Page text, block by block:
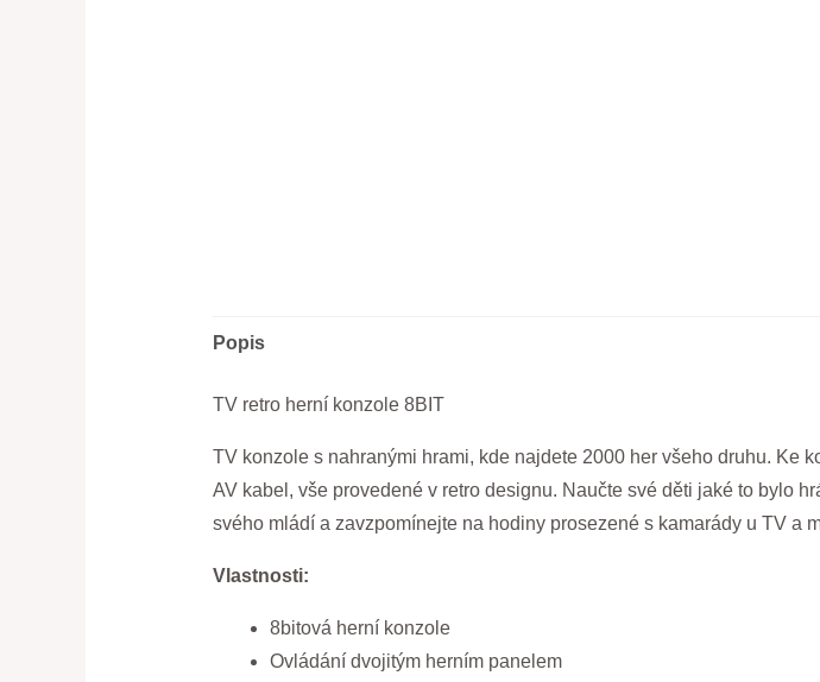
Popis
TV retro herní konzole 8BIT
TV konzole s nahranými hrami, kde najdete 2000 her všeho druhu. Ke
AV kabel, vše provedené v retro designu. Naučte své děti jaké to bylo
svého mládí a zavzpomínejte na hodiny prosezené s kamarády u TV a
Vlastnosti:
8bitová herní konzole
Ovládání dvojitým herním panelem